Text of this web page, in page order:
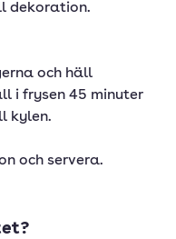
dekoration.
och häll
i frysen 45 minuter
kylen.
och servera.